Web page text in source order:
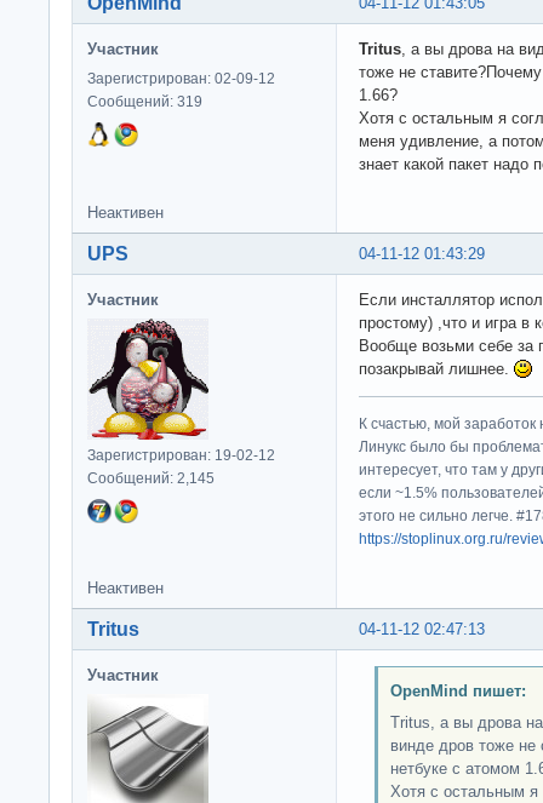
Участник
Зарегистрирован: 02-09-12
Сообщений: 319
Tritus , а вы дрова на
тоже не
1.66?
Хотя с остальным я
меня удивление, а
знает какой пакет надо
Неактивен
04-11-12 01:43:29
UPS
Участник
Зарегистрирован: 19-02-12
Сообщений: 2,145
Если инсталлятор
простому) ,что и игра в
Вообще возьми себе за
позакрывай лишнее.
К счастью, мой
Линукс было бы
интересует, что там у
если ~1.5%
этого не сильно легче.
https://stoplinux.org.ru/
Неактивен
04-11-12 02:47:13
Tritus
Участник
OpenMind пишет:
Tritus, а вы дрова
винде дров тоже не
нетбуке с атомом
Хотя с остальным я